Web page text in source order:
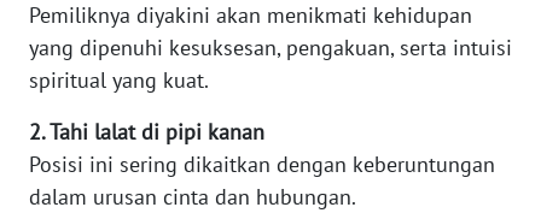
Pemiliknya diyakini akan menikmati kehidupan
yang dipenuhi kesuksesan, pengakuan, serta intuisi
spiritual yang kuat.
2. Tahi lalat di pipi kanan
Posisi ini sering dikaitkan dengan keberuntungan
dalam urusan cinta dan hubungan.
Wahana
News
Regional
WN
SUMUT